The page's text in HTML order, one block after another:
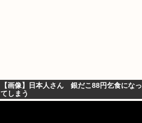
【画像】日本人さん 銀だこ88円乞食になっ
てしまう